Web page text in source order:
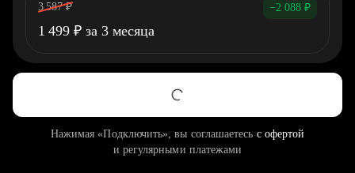
3 587 ₽ −2 088 ₽
1 499 ₽ за 3 месяца
Нажимая «Подключить», вы соглашаетесь с офертой
и регулярными платежами